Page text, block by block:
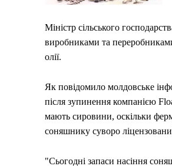
Міністр сільського
виробниками та
олії.
Як повідомило молдовське
після зупинення компанією
мають сировини, оскільки
соняшнику суворо
"Сьогодні запаси насіння